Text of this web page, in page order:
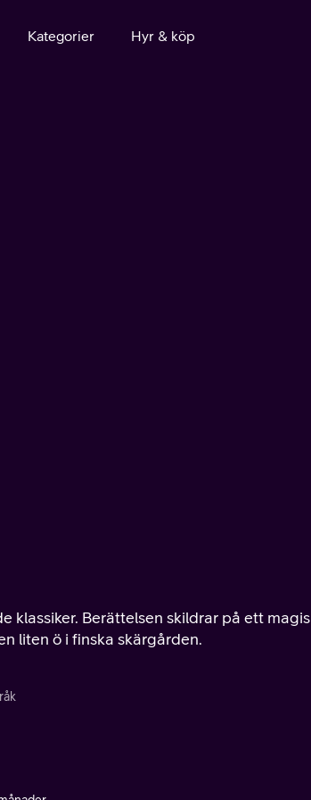
Kategorier Hyr & köp
klassiker. Berättelsen skildrar på ett
liten ö i finska skärgården.